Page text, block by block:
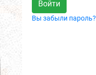
Вы забыли пароль?